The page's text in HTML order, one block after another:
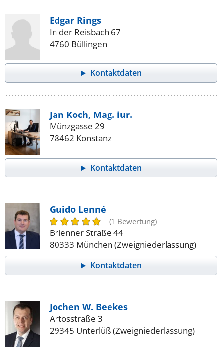
Edgar Rings
In der Reisbach 67
4760 Büllingen
Kontaktdaten
Jan Koch, Mag. iur.
Münzgasse 29
78462 Konstanz
Kontaktdaten
Guido Lenné
(1 Bewertung)
Brienner Straße 44
80333 München (Zweigniederlassung)
Kontaktdaten
Jochen W. Beekes
Artosstraße 3
29345 Unterlüß (Zweigniederlassung)